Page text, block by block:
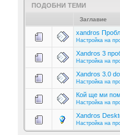
ПОДОБНИ ТЕМИ
Заглавие
xandros
Настройка на
Xandros 3
Настройка на
Xandros 3.0
Настройка на
Кой ще ми
Настройка на
Xandros
Настройка на